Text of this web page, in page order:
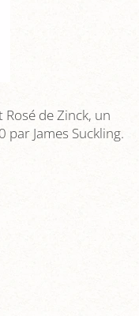
de Zinck, un
James Suckling.